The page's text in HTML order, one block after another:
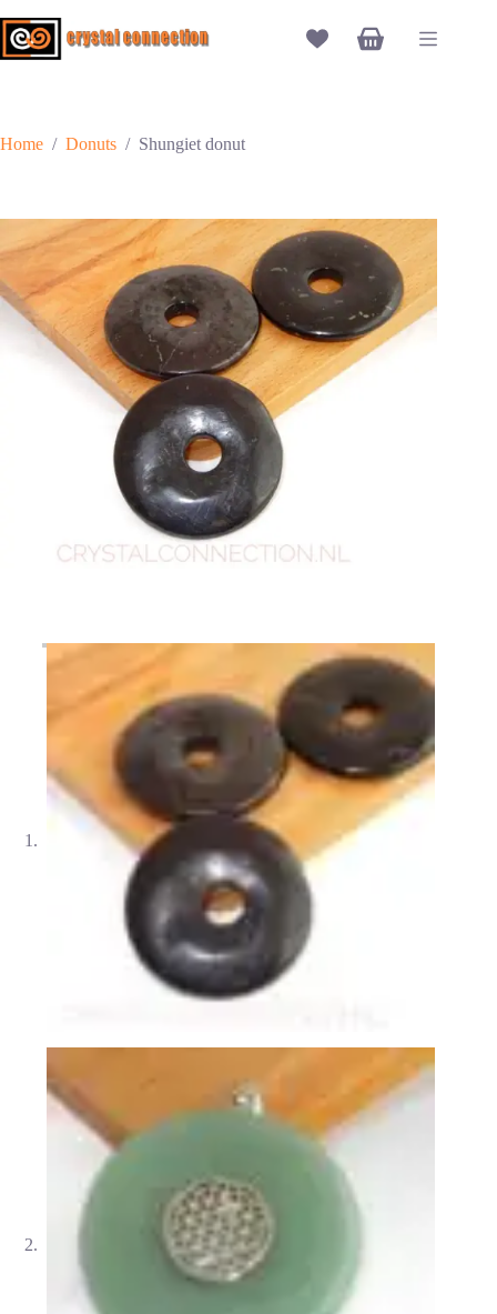
naar
de
Winkelwagen
Home / Donuts / Shungiet donut